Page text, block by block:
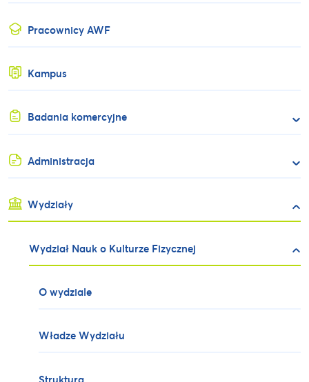
Pracownicy AWF
Kampus
Badania komercyjne
Administracja
Wydziały
Wydział Nauk o Kulturze Fizycznej
O wydziale
Władze Wydziału
Struktura